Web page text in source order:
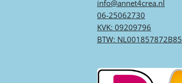
info@annet4crea.nl
06-25062730
KVK: 09209796
BTW: NL001857872B85